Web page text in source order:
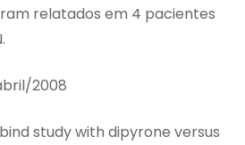
relatados em 4 pacientes
2008
study with dipyrone versus